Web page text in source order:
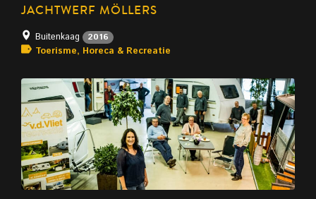
JACHTWERF MÖLLERS
Buitenkaag 2016
Toerisme, Horeca & Recreatie